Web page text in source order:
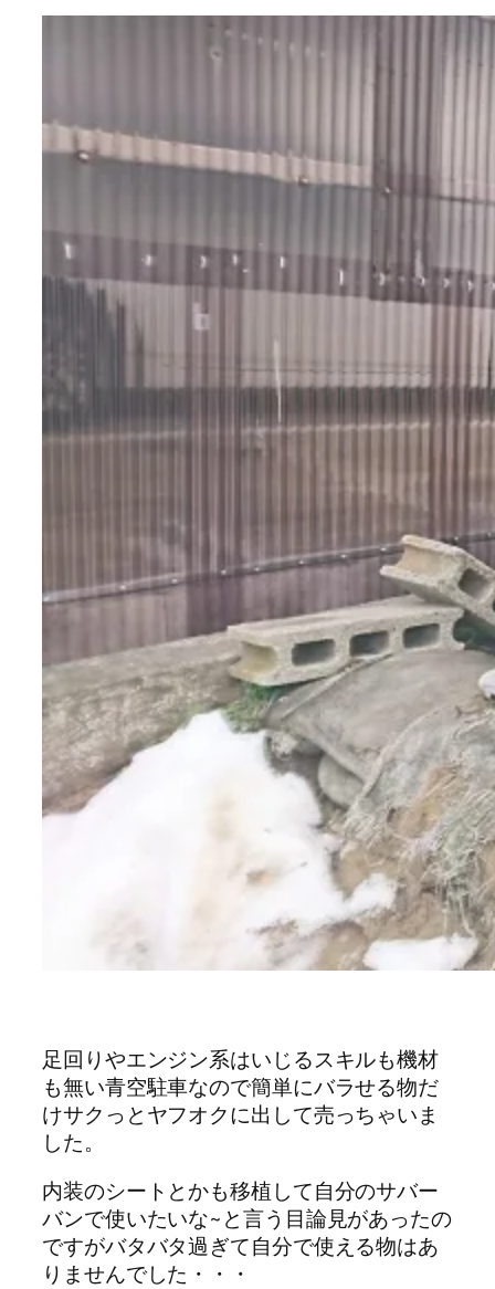
足回りやエンジン系はいじるスキルも機材
も無い青空駐車なので簡単にバラせる物だ
けサクっとヤフオクに出して売っちゃいま
した。
内装のシートとかも移植して自分のサバー
バンで使いたいな~と言う目論見があったの
ですがバタバタ過ぎて自分で使える物はあ
りませんでした・・・